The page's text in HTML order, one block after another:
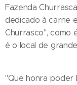
Fazenda
dedicado à carne
Churrasco", como
é o local de
"Que honra poder